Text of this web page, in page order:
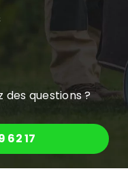
des questions ?
62 17